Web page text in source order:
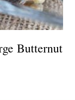
Butternut